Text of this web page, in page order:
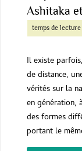
Ashitaka
Il existe
de distance,
vérités sur la
en génération,
des formes
portant le